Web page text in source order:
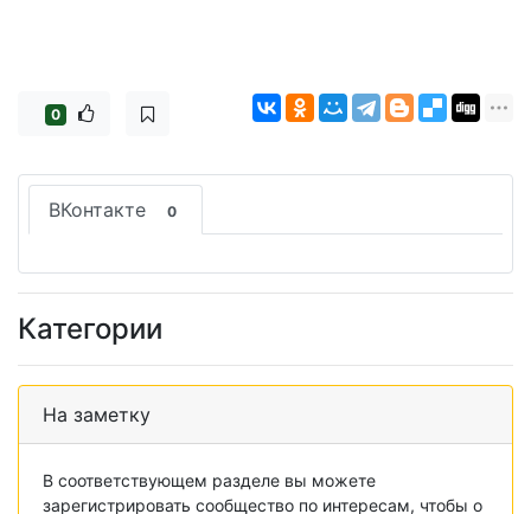
0
ВКонтакте 0
Категории
На заметку
В соответствующем разделе вы можете
зарегистрировать сообщество по интересам, чтобы о